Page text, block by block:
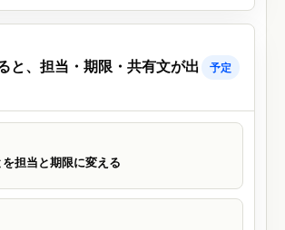
と、担当・期限・共有文が出
予定
担当と期限に変える